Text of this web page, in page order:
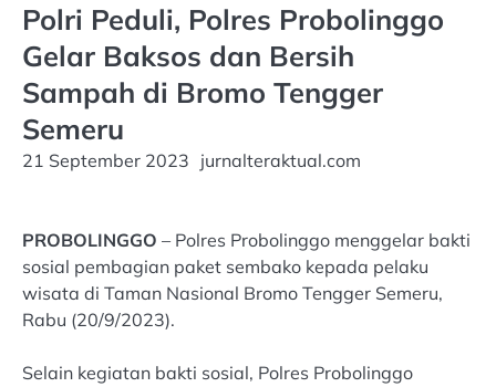
Polri Peduli, Polres Probolinggo
Gelar Baksos dan Bersih
Sampah di Bromo Tengger
Semeru
21 September 2023 jurnalteraktual.com
PROBOLINGGO – Polres Probolinggo menggelar bakti
sosial pembagian paket sembako kepada pelaku
wisata di Taman Nasional Bromo Tengger Semeru,
Rabu (20/9/2023).
Selain kegiatan bakti sosial, Polres Probolinggo